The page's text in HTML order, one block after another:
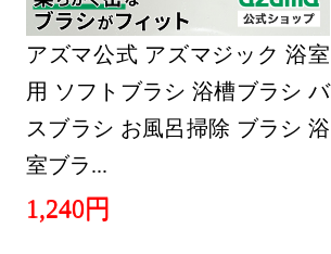
アズマ公式 アズマジック 浴室
用 ソフトブラシ 浴槽ブラシ バ
スブラシ お風呂掃除 ブラシ 浴
室ブラ...
1,240円